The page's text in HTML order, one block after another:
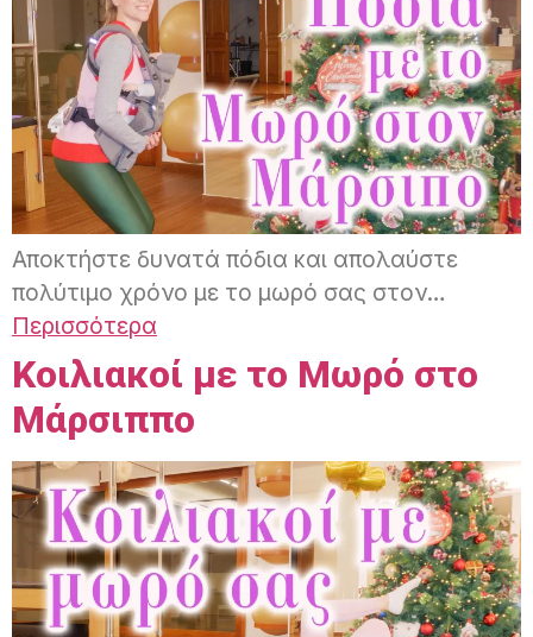
Αποκτήστε δυνατά πόδια και απολαύστε
πολύτιμο χρόνο με το μωρό σας στον…
Περισσότερα
Κοιλιακοί με το Μωρό στο
Μάρσιππο